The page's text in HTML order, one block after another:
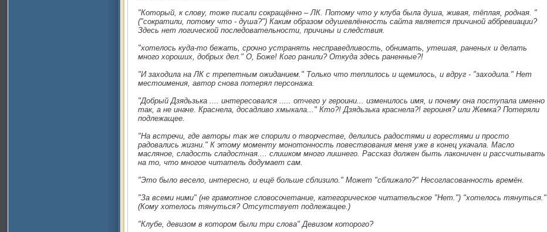
"Который, к слову, тоже писали сокращённо – ЛК. Потому что у клуба была душа, живая, тёплая, родная. "
("сократили, потому что - душа?") Каким образом одушевлённость сайта является причиной аббревиации?
Здесь нет логической последовательности, причины и следствия.
"хотелось куда-то бежать, срочно устранять несправедливость, обнимать, утешая, раненых и делать
много хороших, добрых дел." О, Боже! Кого ранили? Откуда здесь раненные?!
"И заходила на ЛК с трепетным ожиданием." Только что теплилось и щемилось, и вдруг - "заходила." Нет
местоимения, автор снова потерял персонажа.
"Добрый Дзядьзька .... интересовался ..... отчего у героини... изменилось имя, и почему она поступала именно
так, а не иначе. Краснела, досадливо хмыкала..." Кто?! Дзядьзька краснела?! героиня? или Жемка? Потеряли
подлежащее.
"На встречи, где авторы так же спорили о творчестве, делились радостями и горестями и просто
радовались жизни." К этому моменту монотонность повествования меня уже в конец укачала. Масло
масляное, сладость сладостная.... слишком много лишнего. Рассказ должен быть лаконичен и рассчитывать
на то, что многое читатель додумает сам.
"Это было весело, интересно, и ещё больше сблизило." Может "сближало?" Несогласованность времён.
"За всеми ними" (не грамотное словосочетание, категорическое читательское "Нет.") "хотелось тянуться."
(Кому хотелось тянуться? Отсутствует подлежащее.)
"Клубе, девизом в котором были три слова" Девизом которого?